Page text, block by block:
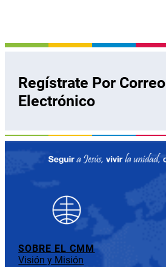
Regístrate Por Correo
Electrónico
SOBRE EL CMM
Visión y Misión